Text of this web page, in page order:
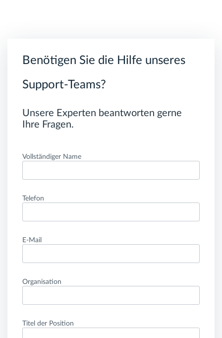
Benötigen Sie die Hilfe unseres
Support-Teams?
Unsere Experten beantworten gerne
Ihre Fragen.
Vollständiger Name
Telefon
E-Mail
Organisation
Titel der Position